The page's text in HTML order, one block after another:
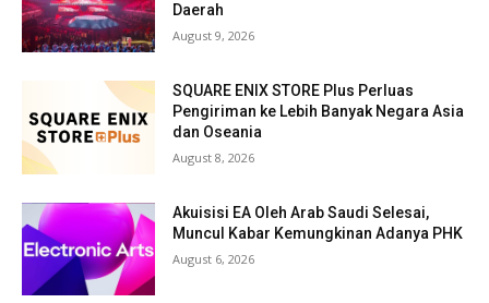
Daerah
August 9, 2026
SQUARE ENIX STORE Plus Perluas
Pengiriman ke Lebih Banyak Negara Asia
dan Oseania
August 8, 2026
Akuisisi EA Oleh Arab Saudi Selesai,
Muncul Kabar Kemungkinan Adanya PHK
August 6, 2026